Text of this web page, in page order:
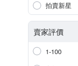
拍賣新星
賣家評價
1-100